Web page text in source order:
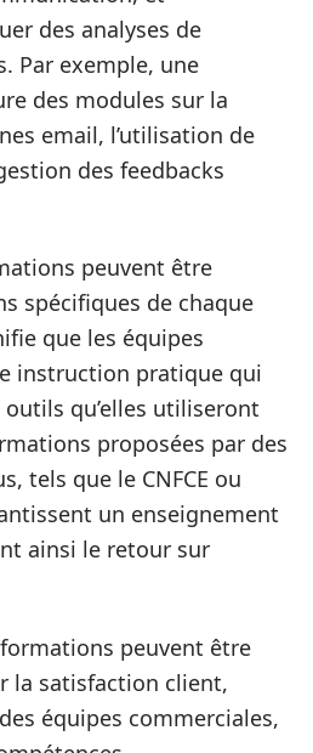
des analyses de
Par exemple, une
des modules sur la
email, l’utilisation de
des feedbacks
peuvent être
spécifiques de chaque
que les équipes
instruction pratique qui
qu’elles utiliseront
proposées par des
tels que le CNFCE ou
un enseignement
ainsi le retour sur
peuvent être
la satisfaction client,
équipes commerciales,